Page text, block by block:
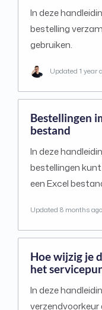
In deze
bestelling
gebruiken.
Updated 1 year
Bestellingen
bestand
In deze
bestellingen
een Excel
Updated 8 months ago
Hoe wijzig je
het
In deze